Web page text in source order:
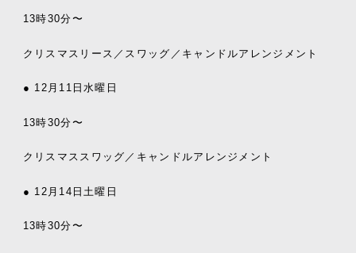
13時30分〜
クリスマスリース／スワッグ／キャンドルアレンジメント
● 12 月 11 日水曜日
13時30分〜
クリスマススワッグ／キャンドルアレンジメント
● 12 月 14 日土曜日
13時30分〜